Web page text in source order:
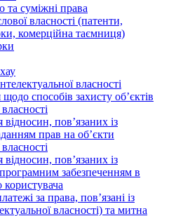
та суміжні права
власності (патенти,
комерційна таємниця)
власності
способів захисту об’єктів
пов’язаних із
прав на об’єкти
пов’язаних із
забезпеченням в
користувача
за права, пов’язані із
власності) та митна